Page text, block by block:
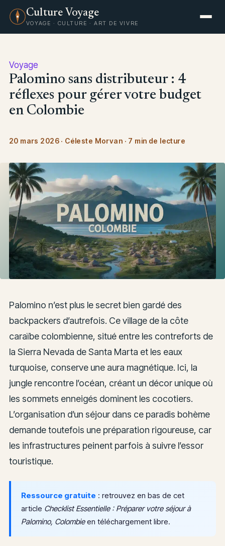
Culture Voyage
VOYAGE · CULTURE · ART DE VIVRE
Voyage
Palomino sans distributeur : 4
réflexes pour gérer votre budget
en Colombie
20 mars 2026 · Céleste Morvan · 7 min de lecture
Palomino n’est plus le secret bien gardé des
backpackers d’autrefois. Ce village de la côte
caraïbe colombienne, situé entre les contreforts de
la Sierra Nevada de Santa Marta et les eaux
turquoise, conserve une aura magnétique. Ici, la
jungle rencontre l’océan, créant un décor unique où
les sommets enneigés dominent les cocotiers.
L’organisation d’un séjour dans ce paradis bohème
demande toutefois une préparation rigoureuse, car
les infrastructures peinent parfois à suivre l’essor
touristique.
Ressource gratuite : retrouvez en bas de cet
article Checklist Essentielle : Préparer votre séjour à
Palomino, Colombieen téléchargement libre.